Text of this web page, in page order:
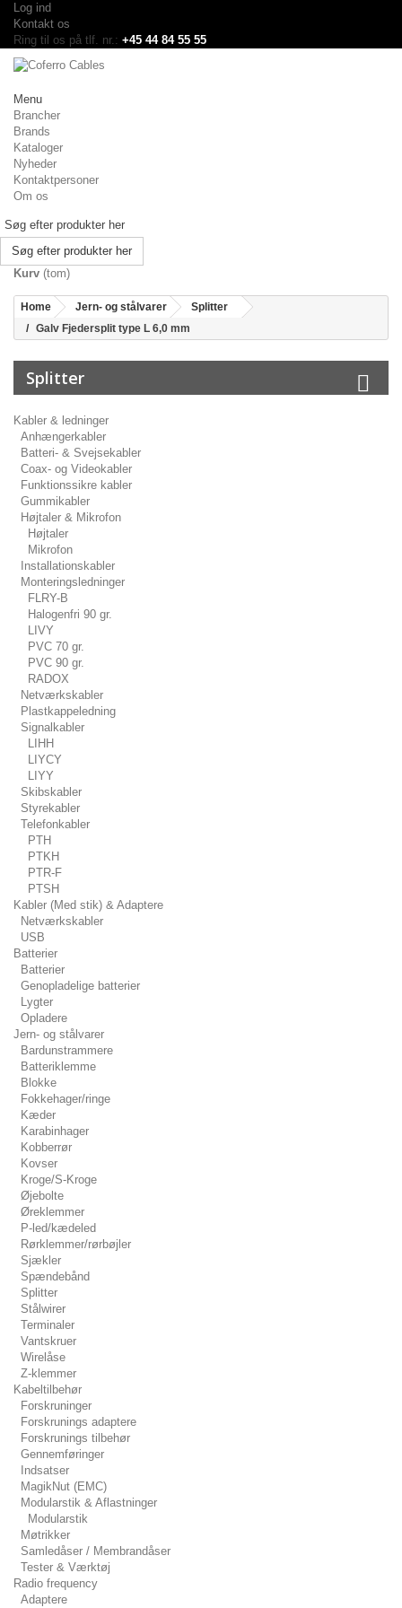
Log ind
Kontakt os
Ring til os på tlf. nr.: +45 44 84 55 55
Menu
Brancher
Brands
Kataloger
Nyheder
Kontaktpersoner
Om os
Søg efter produkter her
Kurv (tom)
Home Jern- og stålvarer
Splitter
Galv Fjedersplit type L 6,0 mm
Splitter
Kabler & ledninger
Anhængerkabler
Batteri- & Svejsekabler
Coax- og Videokabler
Funktionssikre kabler
Gummikabler
Højtaler & Mikrofon
Højtaler
Mikrofon
Installationskabler
Monteringsledninger
FLRY-B
Halogenfri 90 gr.
LIVY
PVC 70 gr.
PVC 90 gr.
RADOX
Netværkskabler
Plastkappeledning
Signalkabler
LIHH
LIYCY
LIYY
Skibskabler
Styrekabler
Telefonkabler
PTH
PTKH
PTR-F
PTSH
Kabler (Med stik) & Adaptere
Netværkskabler
USB
Batterier
Batterier
Genopladelige batterier
Lygter
Opladere
Jern- og stålvarer
Bardunstrammere
Batteriklemme
Blokke
Fokkehager/ringe
Kæder
Karabinhager
Kobberrør
Kovser
Kroge/S-Kroge
Øjebolte
Øreklemmer
P-led/kædeled
Rørklemmer/rørbøjler
Sjækler
Spændebånd
Splitter
Stålwirer
Terminaler
Vantskruer
Wirelåse
Z-klemmer
Kabeltilbehør
Forskruninger
Forskrunings adaptere
Forskrunings tilbehør
Gennemføringer
Indsatser
MagikNut (EMC)
Modularstik & Aflastninger
Modularstik
Møtrikker
Samledåser / Membrandåser
Tester & Værktøj
Radio frequency
Adaptere